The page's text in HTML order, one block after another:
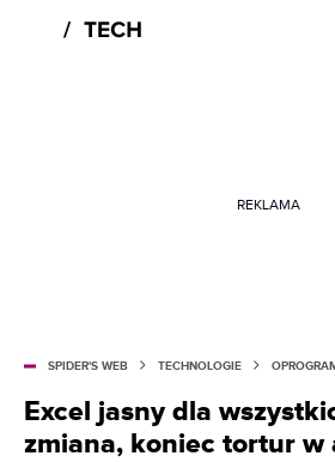
REKLAMA
SPIDER'S WEB TECHNOLOGIE
Excel jasny dla
zmiana, koniec tortur w